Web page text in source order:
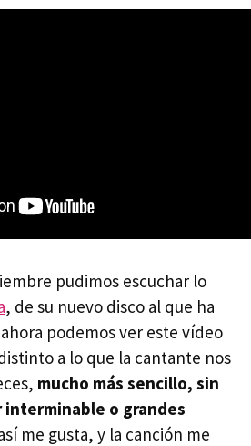
pudimos escuchar lo
, de su nuevo disco al que ha
podemos ver este vídeo
a lo que la cantante nos
mucho más sencillo, sin
o grandes
me gusta, y la canción me